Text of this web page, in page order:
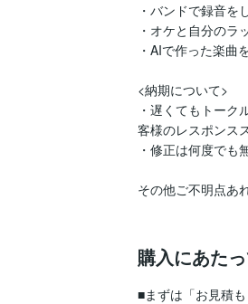
・バンドで録音を
・オケと自分のラ
・AIで作った楽曲
<納期について>
・遅くてもトー
客様のレスポンス
・修正は何度でも
その他ご不明点あ
購入にあた
■まずは「お見積